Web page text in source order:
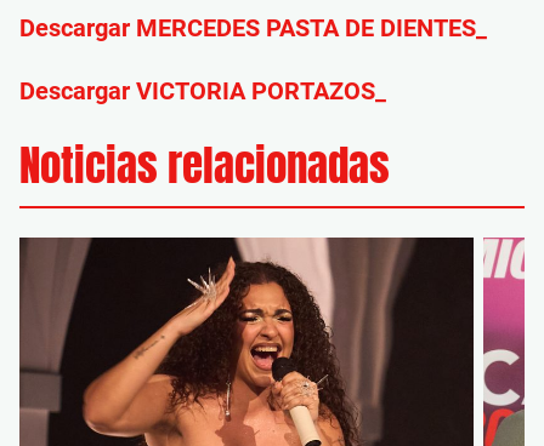
Descargar MERCEDES PASTA DE DIENTES_
Descargar VICTORIA PORTAZOS_
Noticias relacionadas